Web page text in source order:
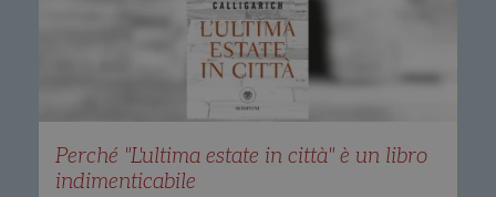
Perché "L'ultima estate in città" è un libro
indimenticabile